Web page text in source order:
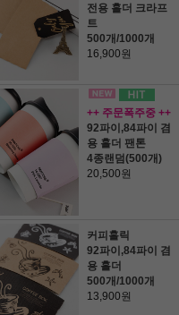
전용 홀더 크라프
트
500개/1000개
16,900원
++ 주문폭주중 ++
92파이,84파이 겸
용 홀더 팬톤
4종랜덤(500개)
20,500원
커피홀릭
92파이,84파이 겸
용 홀더
500개/1000개
13,900원